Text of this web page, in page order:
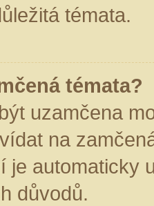
témata.
témata?
uzamčena
na
je automaticky
důvodů.